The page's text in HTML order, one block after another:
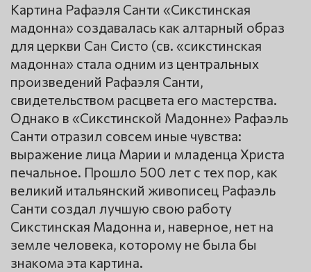
Картина Рафаэля Санти «Сикстинская
мадонна» создавалась как алтарный образ
для церкви Сан Систо (св. «сикстинская
мадонна» стала одним из центральных
произведений Рафаэля Санти,
свидетельством расцвета его мастерства.
Однако в «Сикстинской Мадонне» Рафаэль
Санти отразил совсем иные чувства:
выражение лица Марии и младенца Христа
печальное. Прошло 500 лет с тех пор, как
великий итальянский живописец Рафаэль
Санти создал лучшую свою работу
Сикстинская Мадонна и, наверное, нет на
земле человека, которому не была бы
знакома эта картина.